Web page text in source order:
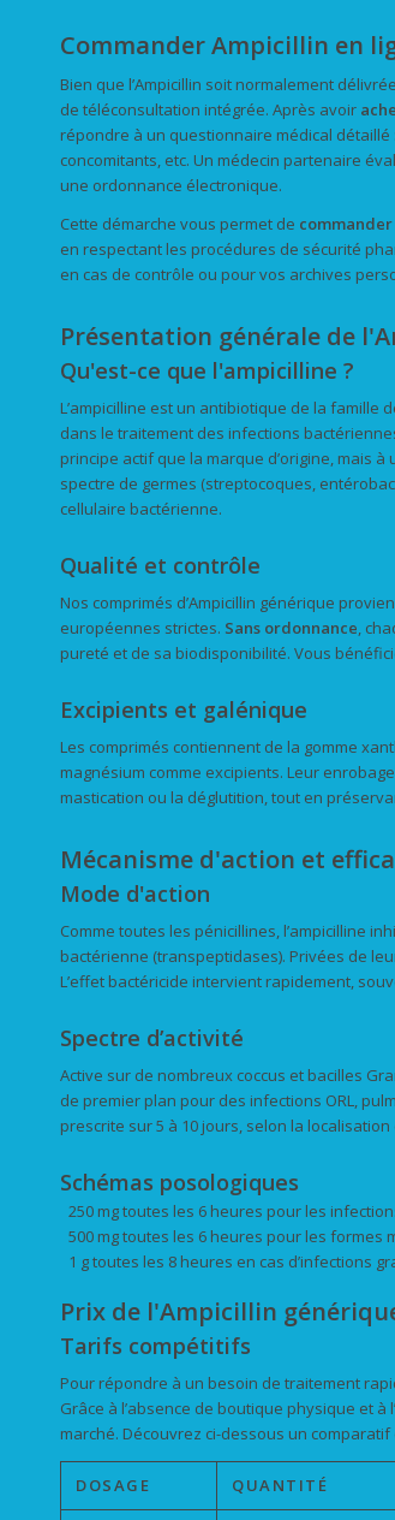
Commander Ampicillin en
Bien que l’Ampicillin soit normalement
de téléconsultation intégrée. Après avoir
répondre à un questionnaire médical
concomitants, etc. Un médecin partenaire
une ordonnance électronique.
Cette démarche vous permet de commander
en respectant les procédures de sécurité
en cas de contrôle ou pour vos archives
Présentation générale de
Qu'est-ce que l'ampicilline ?
L’ampicilline est un antibiotique de la
dans le traitement des infections
principe actif que la marque d’origine, mais à
spectre de germes (streptocoques,
cellulaire bactérienne.
Qualité et contrôle
Nos comprimés d’Ampicillin générique
européennes strictes. Sans ordonnance,
pureté et de sa biodisponibilité. Vous
Excipients et galénique
Les comprimés contiennent de la gomme
magnésium comme excipients. Leur
mastication ou la déglutition, tout en
Mécanisme d'action et
Mode d'action
Comme toutes les pénicillines, l’ampicilline
bactérienne (transpeptidases). Privées de
L’effet bactéricide intervient rapidement,
Spectre d’activité
Active sur de nombreux coccus et bacilles
de premier plan pour des infections ORL,
prescrite sur 5 à 10 jours, selon la localisation
Schémas posologiques
250 mg toutes les 6 heures pour les
500 mg toutes les 6 heures pour les formes
1 g toutes les 8 heures en cas d’infections
Prix de l'Ampicillin
Tarifs compétitifs
Pour répondre à un besoin de traitement
Grâce à l’absence de boutique physique et à
marché. Découvrez ci-dessous un
DOSAGE QUANTITÉ